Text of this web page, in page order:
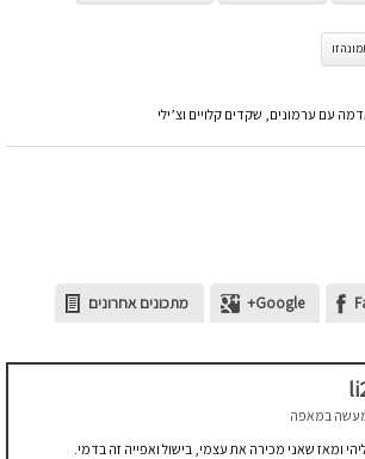
עם ערמונים, שקדים קלויים וצ’ילי
Google+
מתכונים אחרונים
במאפה
ומאז שאני מכירה את עצמי, בישול ואפייה זה בדמי.